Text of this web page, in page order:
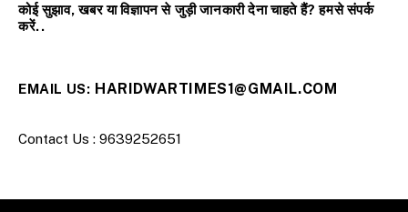
कोई सुझाव, खबर या विज्ञापन से जुड़ी जानकारी देना चाहते हैं? हमसे संपर्क
करें..
EMAIL US: HARIDWARTIMES1@GMAIL.COM
Contact Us : 9639252651